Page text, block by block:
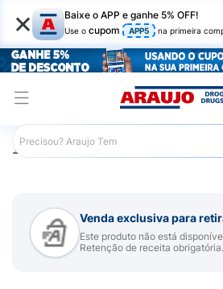
× Baixe o APP e ganhe 5% OFF!
Use o cupom APP5 na primeira
Araujo Medicamentos
Venda exclusiva para
Este produto não está
Retenção de receita obrigatória.